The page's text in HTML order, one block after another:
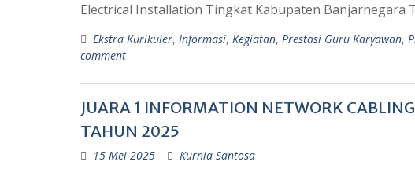
Electrical Installation Tingkat Kabupaten Banjarnegara
Ekstra Kurikuler, Informasi, Kegiatan, Prestasi Guru Karyawan,
comment
JUARA 1 INFORMATION NETWORK
TAHUN 2025
15 Mei 2025 Kurnia Santosa